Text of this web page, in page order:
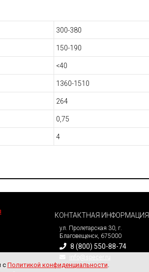
300-380
150-190
<40
1360-1510
264
0,75
4
КОНТАКТНАЯ ИНФОРМАЦИЯ
ул. Пролетарская 30, г.
Благовещенск, 675000
8 (800) 550-88-74
info@specer.ru
с Политикой конфиденциальности.